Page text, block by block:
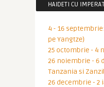
HAIDETI CU
4 - 16
pe Yangtze)
25 octombrie - 4
26 noiembrie - 6
Tanzania si
26 decembrie - 2